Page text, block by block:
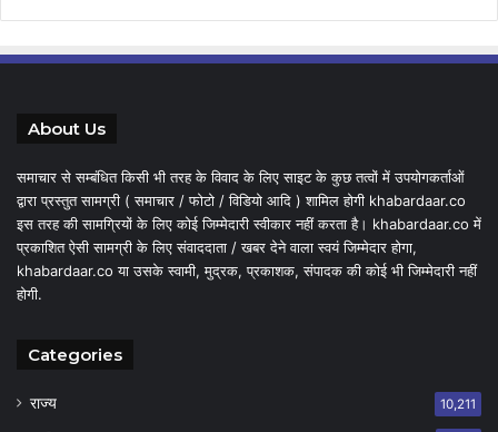
About Us
समाचार से सम्बंधित किसी भी तरह के विवाद के लिए साइट के कुछ तत्वों में उपयोगकर्ताओं
द्वारा प्रस्तुत सामग्री ( समाचार / फोटो / विडियो आदि ) शामिल होगी khabardaar.co
इस तरह की सामग्रियों के लिए कोई जिम्मेदारी स्वीकार नहीं करता है। khabardaar.co में
प्रकाशित ऐसी सामग्री के लिए संवाददाता / खबर देने वाला स्वयं जिम्मेदार होगा,
khabardaar.co या उसके स्वामी, मुद्रक, प्रकाशक, संपादक की कोई भी जिम्मेदारी नहीं
होगी.
Categories
राज्य 10,211